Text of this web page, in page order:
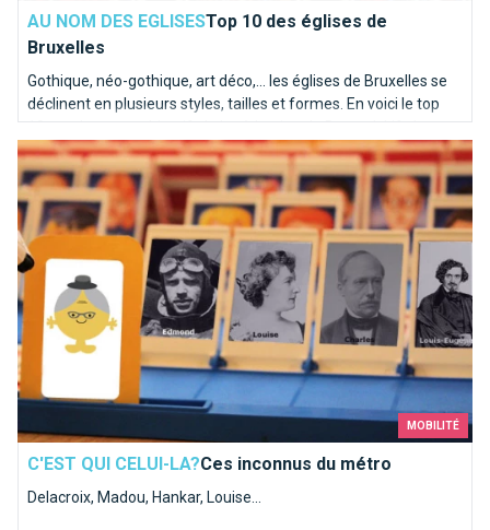
AU NOM DES EGLISESTop 10 des églises de
Bruxelles
Gothique, néo-gothique, art déco,... les églises de Bruxelles se
déclinent en plusieurs styles, tailles et formes. En voici le top
10, totalement subjectif, de la rédaction de BrusselsLife.be
MOBILITÉ
C'EST QUI CELUI-LA?Ces inconnus du métro
Delacroix, Madou, Hankar, Louise...
Ces inconnus du métro